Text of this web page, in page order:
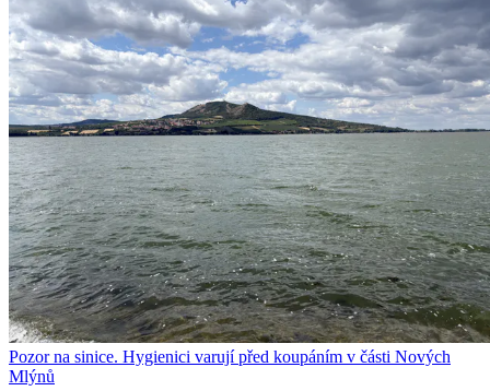
Pozor na sinice. Hygienici varují před koupáním v části Nových
Mlýnů